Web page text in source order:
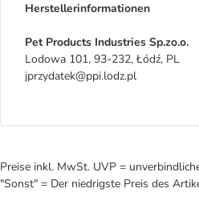
Herstellerinformationen
Pet Products Industries Sp.zo.o.
Lodowa 101, 93-232, Łódź, PL
jprzydatek@ppi.lodz.pl
Preise inkl. MwSt. UVP =
"Sonst" = Der niedrigste Preis des